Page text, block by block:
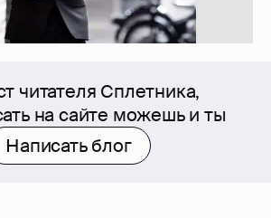
читателя Сплетника,
на сайте можешь и ты
Написать блог